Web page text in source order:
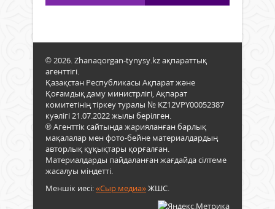
© 2026. Zhanaqorgan-tynysy.kz ақпараттық
агенттігі.
Қазақстан Республикасы Ақпарат және
Қоғамдық даму министрлігі, Ақпарат
комитетінің тіркеу туралы № KZ12VPY00052387
куәлігі 21.07.2022 жылы берілген.
® Агенттік сайтында жарияланған барлық
мақалалар мен фото-бейне материалдардың
авторлық құқықтары қорғалған.
Материалдарды пайдаланған жағдайда сілтеме
жасалуы міндетті.
Меншік иесі:«Сыр медиа»ЖШС.